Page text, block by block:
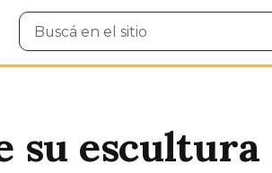
Buscar
en
su escultura